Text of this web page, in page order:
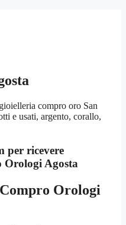
compro oro San
e usati, argento, corallo,
per ricevere
Orologi Agosta
Compro Orologi